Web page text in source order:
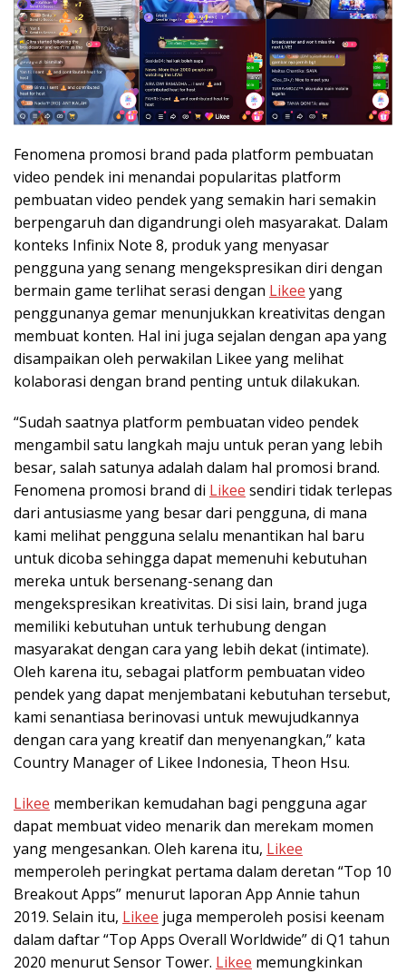
Fenomena promosi brand pada platform pembuatan
video pendek ini menandai popularitas platform
pembuatan video pendek yang semakin hari semakin
berpengaruh dan digandrungi oleh masyarakat. Dalam
konteks Infinix Note 8, produk yang menyasar
pengguna yang senang mengekspresikan diri dengan
bermain game terlihat serasi dengan Likee yang
penggunanya gemar menunjukkan kreativitas dengan
membuat konten. Hal ini juga sejalan dengan apa yang
disampaikan oleh perwakilan Likee yang melihat
kolaborasi dengan brand penting untuk dilakukan.
“Sudah saatnya platform pembuatan video pendek
mengambil satu langkah maju untuk peran yang lebih
besar, salah satunya adalah dalam hal promosi brand.
Fenomena promosi brand di Likee sendiri tidak terlepas
dari antusiasme yang besar dari pengguna, di mana
kami melihat pengguna selalu menantikan hal baru
untuk dicoba sehingga dapat memenuhi kebutuhan
mereka untuk bersenang-senang dan
mengekspresikan kreativitas. Di sisi lain, brand juga
memiliki kebutuhan untuk terhubung dengan
masyarakat dengan cara yang lebih dekat (intimate).
Oleh karena itu, sebagai platform pembuatan video
pendek yang dapat menjembatani kebutuhan tersebut,
kami senantiasa berinovasi untuk mewujudkannya
dengan cara yang kreatif dan menyenangkan,” kata
Country Manager of Likee Indonesia, Theon Hsu.
Likee memberikan kemudahan bagi pengguna agar
dapat membuat video menarik dan merekam momen
yang mengesankan. Oleh karena itu, Likee
memperoleh peringkat pertama dalam deretan “Top 10
Breakout Apps” menurut laporan App Annie tahun
2019. Selain itu, Likee juga memperoleh posisi keenam
dalam daftar “Top Apps Overall Worldwide” di Q1 tahun
2020 menurut Sensor Tower. Likee memungkinkan